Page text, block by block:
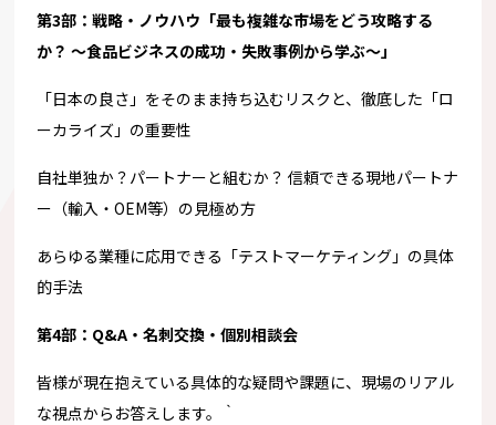
第3部：戦略・ノウハウ「最も複雑な市場をどう攻略する
か？ 〜食品ビジネスの成功・失敗事例から学ぶ〜」
「日本の良さ」をそのまま持ち込むリスクと、徹底した「ロ
ーカライズ」の重要性
自社単独か？パートナーと組むか？ 信頼できる現地パートナ
ー（輸入・OEM等）の見極め方
あらゆる業種に応用できる「テストマーケティング」の具体
的手法
第4部：Q&A・名刺交換・個別相談会
皆様が現在抱えている具体的な疑問や課題に、現場のリアル
な視点からお答えします。｀